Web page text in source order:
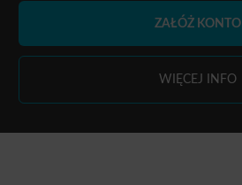
ZAŁÓŻ KONTO
WIĘCEJ INFO